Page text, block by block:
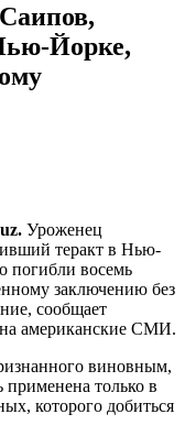
Йорке,
Уроженец
теракт в Нью-
погибли восемь
заключению без
сообщает
на американские СМИ.
виновным,
только в
которого добиться